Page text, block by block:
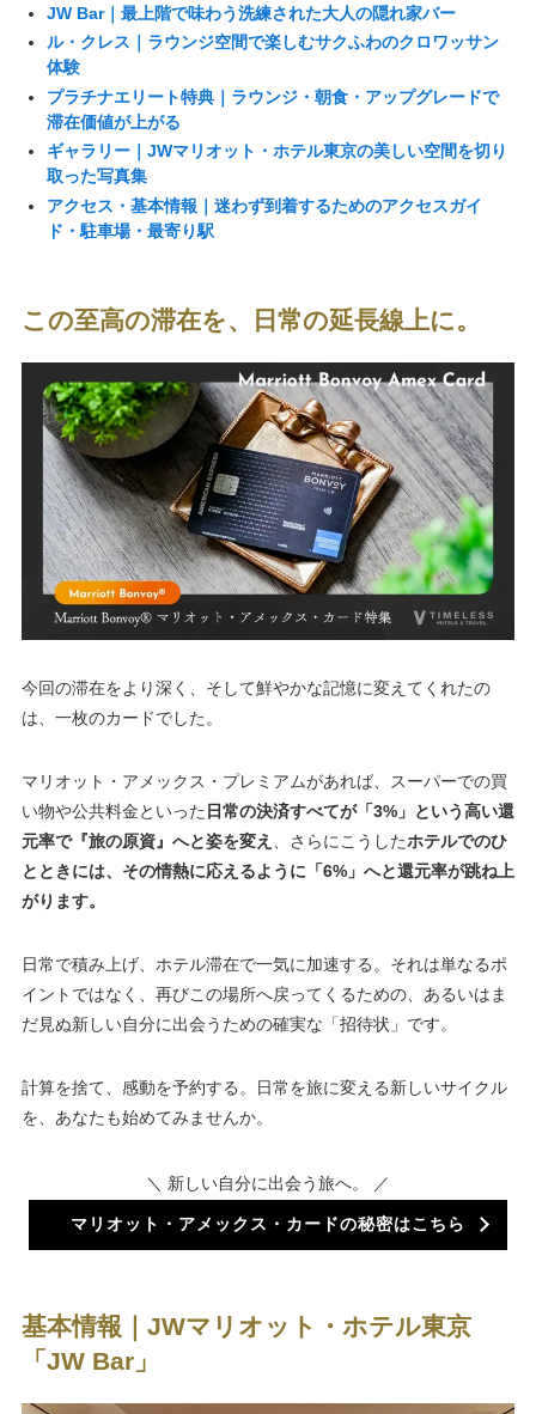
JW Bar｜最上階で味わう洗練された大人の隠れ家バー
ル・クレス｜ラウンジ空間で楽しむサクふわのクロワッサン
体験
プラチナエリート特典｜ラウンジ・朝食・アップグレードで
滞在価値が上がる
ギャラリー｜JWマリオット・ホテル東京の美しい空間を切り
取った写真集
アクセス・基本情報｜迷わず到着するためのアクセスガイ
ド・駐車場・最寄り駅
この至高の滞在を、日常の延長線上に。
今回の滞在をより深く、そして鮮やかな記憶に変えてくれたの
は、一枚のカードでした。
マリオット・アメックス・プレミアムがあれば、スーパーでの買
い物や公共料金といった 日常の決済すべてが「3%」という高い還
元率で『旅の原資』へと姿を変え
、さらにこうしたホテルでのひ
とときには、その情熱に応えるように「6%」へと還元率が跳ね上
がります。
日常で積み上げ、ホテル滞在で一気に加速する。それは単なるポ
イントではなく、再びこの場所へ戻ってくるための、あるいはま
だ見ぬ新しい自分に出会うための確実な「招待状」です。
計算を捨て、感動を予約する。日常を旅に変える新しいサイクル
を、あなたも始めてみませんか。
＼ 新しい自分に出会う旅へ。 ／
マリオット・アメックス・カードの秘密はこちら
基本情報｜JWマリオット・ホテル東京
「JW Bar」